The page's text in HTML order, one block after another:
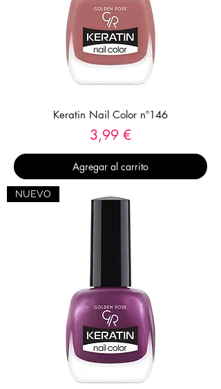
Keratin Nail Color nº146
Precio
3,99 €
Agregar al carrito
NUEVO